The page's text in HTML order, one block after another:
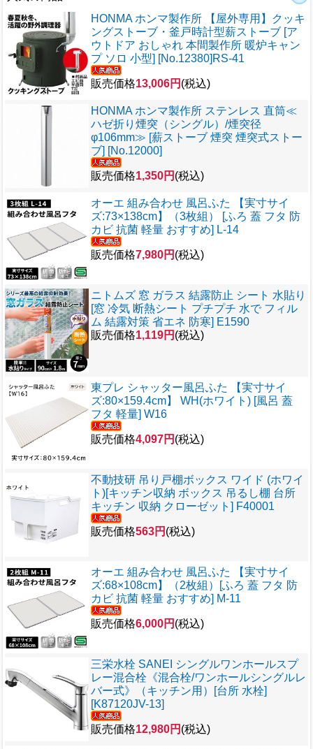
HONMA ホンマ製作所 【屋外専用】クッキ
ングストーブ・釜戸時計型薪ストーブ [ア
ウトドア おしゃれ 本間製作所 暖炉キャン
プ ソロ 小型] [No.12380]RS-41
販売価格13,006円 (税込)
HONMA ホンマ製作所 ステンレス 直筒≪
ハゼ折り煙突（シングル）/煙突径
φ106mm≫ [薪ストーブ 煙突 煙突式ストー
ブ] [No.12000]
販売価格1,350円 (税込)
オーエ 組み合わせ 風呂ふた 【実寸サイ
ズ:73×138cm】（3枚組） [ふろ 蓋 フタ 防
カビ 抗菌 軽量 おすすめ] L-14
販売価格7,980円 (税込)
ニトムズ 窓 ガラス 結露防止 シート 水貼り
[窓 冷気 断熱シート プチプチ 水で フィル
ム 結露対策 省エネ 防寒] E1590
販売価格1,119円 (税込)
東プレ シャッター風呂ふた 【実寸サイ
ズ:80×159.4cm】 WH(ホワイト) [風呂 蓋
フタ 軽量] W16
販売価格4,097円 (税込)
不動技研 吊り戸棚ボックス ワイド (ホワイ
ト)[キッチン収納 ボックス 吊るし棚 台所
キッチン 収納 クローゼット] F40001
販売価格563円 (税込)
オーエ 組み合わせ 風呂ふた 【実寸サイ
ズ:68×108cm】（2枚組）[ふろ 蓋 フタ 防
カビ 抗菌 軽量 おすすめ] M-11
販売価格6,000円 (税込)
三栄水栓 SANEI シングルワンホールスプ
レー混合栓《混合栓/ワンホールシングルレ
バー式》（キッチン用）[台所 水栓]
[K87120JV-13]
販売価格12,980円 (税込)